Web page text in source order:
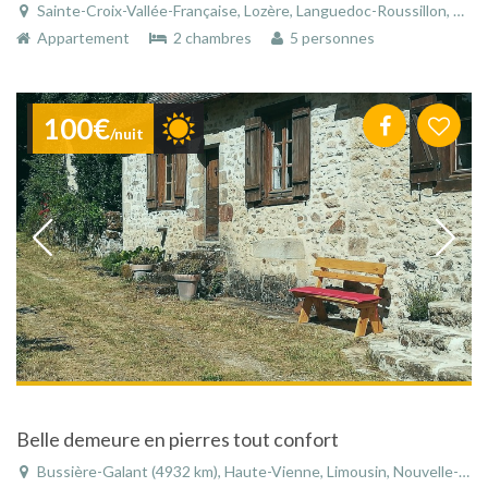
Sainte-Croix-Vallée-Française, Lozère, Languedoc-Roussillon, Occitanie, France
Appartement
2 chambres 5 personnes
100€/nuit
Belle demeure en pierres tout confort
Bussière-Galant (4932 km), Haute-Vienne, Limousin, Nouvelle-Aquitaine, France